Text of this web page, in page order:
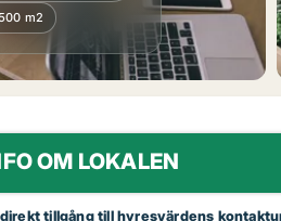
m2
OM LOKALEN
direkt tillgång till hyresvärdens